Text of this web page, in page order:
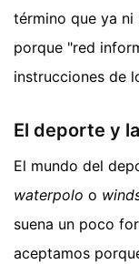
término que ya
porque "red
instrucciones de
El deporte y
El mundo del
waterpolo o
suena un poco
aceptamos